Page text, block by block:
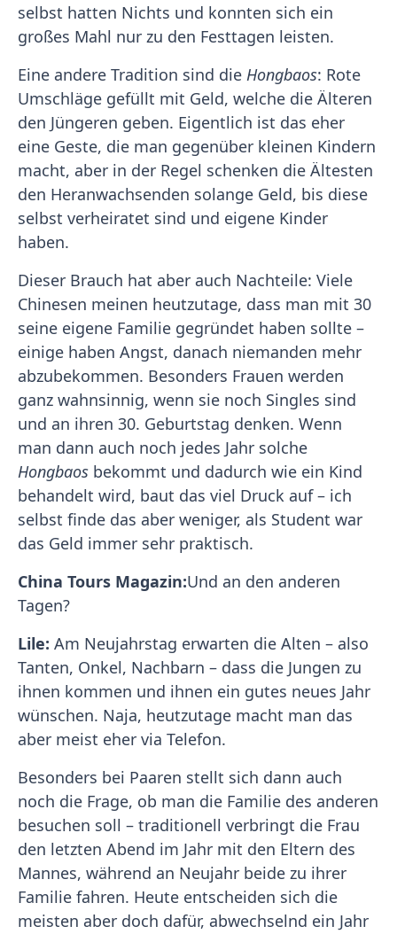
selbst hatten Nichts und konnten sich ein
großes Mahl nur zu den Festtagen leisten.
Eine andere Tradition sind die Hongbaos: Rote
Umschläge gefüllt mit Geld, welche die Älteren
den Jüngeren geben. Eigentlich ist das eher
eine Geste, die man gegenüber kleinen Kindern
macht, aber in der Regel schenken die Ältesten
den Heranwachsenden solange Geld, bis diese
selbst verheiratet sind und eigene Kinder
haben.
Dieser Brauch hat aber auch Nachteile: Viele
Chinesen meinen heutzutage, dass man mit 30
seine eigene Familie gegründet haben sollte –
einige haben Angst, danach niemanden mehr
abzubekommen. Besonders Frauen werden
ganz wahnsinnig, wenn sie noch Singles sind
und an ihren 30. Geburtstag denken. Wenn
man dann auch noch jedes Jahr solche
Hongbaos bekommt und dadurch wie ein Kind
behandelt wird, baut das viel Druck auf – ich
selbst finde das aber weniger, als Student war
das Geld immer sehr praktisch.
China Tours Magazin:Und an den anderen
Tagen?
Lile: Am Neujahrstag erwarten die Alten – also
Tanten, Onkel, Nachbarn – dass die Jungen zu
ihnen kommen und ihnen ein gutes neues Jahr
wünschen. Naja, heutzutage macht man das
aber meist eher via Telefon.
Besonders bei Paaren stellt sich dann auch
noch die Frage, ob man die Familie des anderen
besuchen soll – traditionell verbringt die Frau
den letzten Abend im Jahr mit den Eltern des
Mannes, während an Neujahr beide zu ihrer
Familie fahren. Heute entscheiden sich die
meisten aber doch dafür, abwechselnd ein Jahr